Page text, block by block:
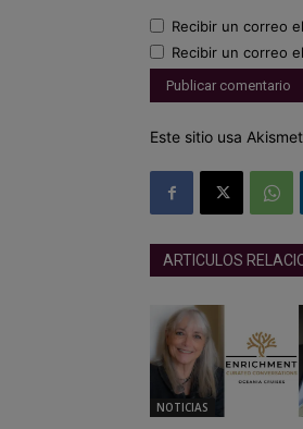
Recibir un correo
Recibir un correo
Este sitio usa
ARTICULOS
NOTICIAS